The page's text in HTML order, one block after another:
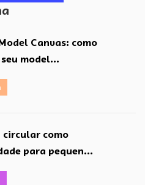
Canvas: como
model...
circular como
para pequen...